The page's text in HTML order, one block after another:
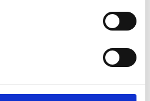
geadoniseerde look |
satijn bruin | 3050 x
€ 474,70